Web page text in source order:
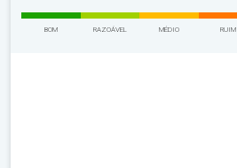
BOM RAZOÁVEL MÉDIO RUIM